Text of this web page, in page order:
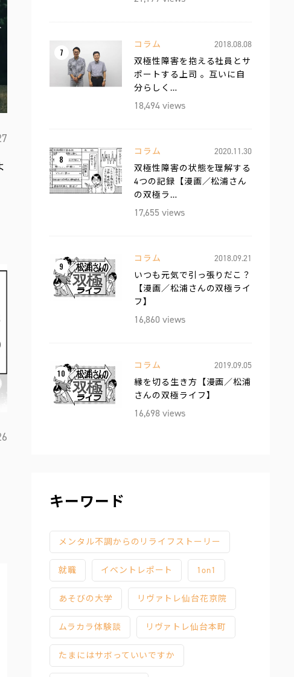
7
コラム
2018.08.08
双極性障害を抱える社員とサ
ポートする上司 。互いに自
分らしく…
18,494 views
8
コラム
2020.11.30
双極性障害の状態を理解する
4つの記録【漫画／松浦さん
の双極ラ…
17,655 views
9
コラム
2018.09.21
いつも元気で引っ張りだこ？
【漫画／松浦さんの双極ライ
フ】
16,860 views
10
コラム
2019.09.05
縁を切る生き方【漫画／松浦
さんの双極ライフ】
16,698 views
キーワード
メンタル不調からのリライフストーリー
就職 イベントレポート 1on1
あそびの大学 リヴァトレ仙台花京院
ムラカラ体験談 リヴァトレ仙台本町
たまにはサボっていいですか